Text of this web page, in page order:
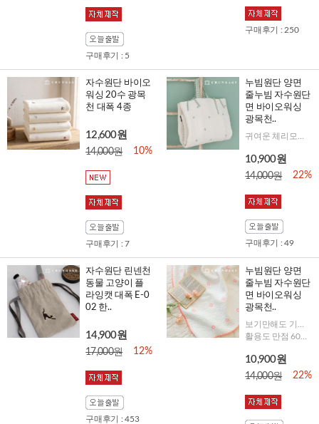
구매후기 : 5
구매후기 : 250
자수원단 바이오
워싱 20수 광목
천 대폭 4종
12,600원
14,000원 10%
구매후기 : 7
누빔원단 양면
줄누빔 자수원단
면 바이오워싱
광목천..
10,900원
14,000원 22%
구매후기 : 49
자수원단 린넨천
동물 고양이 플
라잉캣 대폭 E-0
02 한..
14,900원
17,000원 12%
구매후기 : 453
누빔원단 양면
줄누빔 자수원단
면 바이오워싱
광목천..
활용도 만점 60수 줄누빔 원단에 퀄리티 업 자수가 콕콕!
10,900원
14,000원 22%